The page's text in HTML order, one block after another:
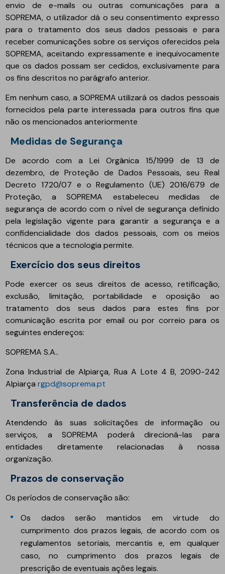
envio de e-mails ou outras comunicações para a
SOPREMA, o utilizador dá o seu consentimento expresso
para o tratamento dos seus dados pessoais e para
receber comunicações sobre os serviços oferecidos pela
SOPREMA, aceitando expressamente e inequivocamente
que os dados possam ser cedidos, exclusivamente para
os fins descritos no parágrafo anterior.
Em nenhum caso, a SOPREMA utilizará os dados pessoais
fornecidos pela parte interessada para outros fins que
não os mencionados anteriormente
Medidas de Segurança
De acordo com a Lei Orgânica 15/1999 de 13 de
dezembro, de Proteção de Dados Pessoais, seu Real
Decreto 1720/07 e o Regulamento (UE) 2016/679 de
Proteção, a SOPREMA estabeleceu medidas de
segurança de acordo com o nível de segurança definido
pela legislação vigente para garantir a segurança e a
confidencialidade dos dados pessoais, com os meios
técnicos que a tecnologia permite.
Exercício dos seus direitos
Pode exercer os seus direitos de acesso, retificação,
exclusão, limitação, portabilidade e oposição ao
tratamento dos seus dados para estes fins por
comunicação escrita por email ou por correio para os
seguintes endereços:
SOPREMA S.A..
Zona Industrial de Alpiarça, Rua A Lote 4 B, 2090-242
Alpiarçargpd@soprema.pt
transferência de dados
Atendendo às suas solicitações de informação ou
serviços, a SOPREMA poderá direcioná-las para
entidades diretamente relacionadas à nossa
organização.
Prazos de conservação
Os períodos de conservação são:
Os dados serão mantidos em virtude do
cumprimento dos prazos legais, de acordo com os
regulamentos setoriais, mercantis e, em qualquer
caso, no cumprimento dos prazos legais de
prescrição de eventuais ações legais.